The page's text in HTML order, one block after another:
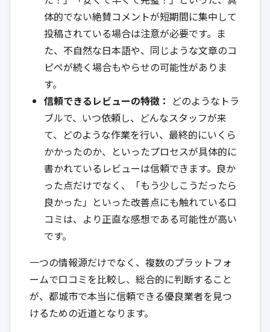
体的でない絶賛コメントが短期間に集中して
投稿されている場合は注意が必要です。ま
た、不自然な日本語や、同じような文章のコ
ピペが続く場合もやらせの可能性がありま
す。
信頼できるレビューの特徴： どのようなトラ
ブルで、いつ依頼し、どんなスタッフが来
て、どのような作業を行い、最終的にいくら
かかったのか、といったプロセスが具体的に
書かれているレビューは信頼できます。良か
った点だけでなく、「もう少しこうだったら
良かった」といった改善点にも触れている口
コミは、より正直な感想である可能性が高い
です。
一つの情報源だけでなく、複数のプラットフォ
ームで口コミを比較し、総合的に判断すること
が、都城市で本当に信頼できる優良業者を見つ
けるための近道となります。